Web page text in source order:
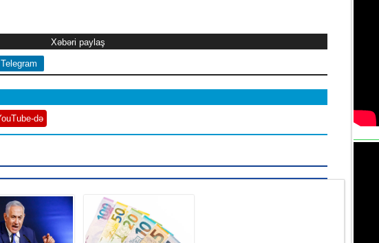
Xəbəri paylaş
Telegram
də